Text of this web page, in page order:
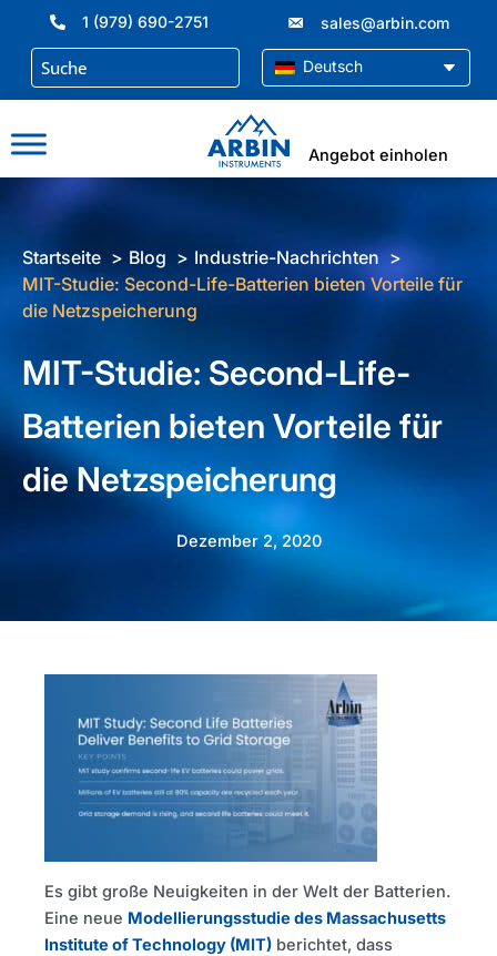
springen
1 (979) 690-2751 sales@arbin.com
Deutsch
Angebot einholen
Startseite Blog
Industrie-Nachrichten
MIT-Studie: Second-Life-Batterien bieten Vorteile für
die Netzspeicherung
MIT-Studie: Second-Life-
Batterien bieten Vorteile für
die Netzspeicherung
Dezember 2, 2020
Es gibt große Neuigkeiten in der Welt der Batterien.
Eine neue Modellierungsstudie des Massachusetts
Institute of Technology (MIT) berichtet, dass